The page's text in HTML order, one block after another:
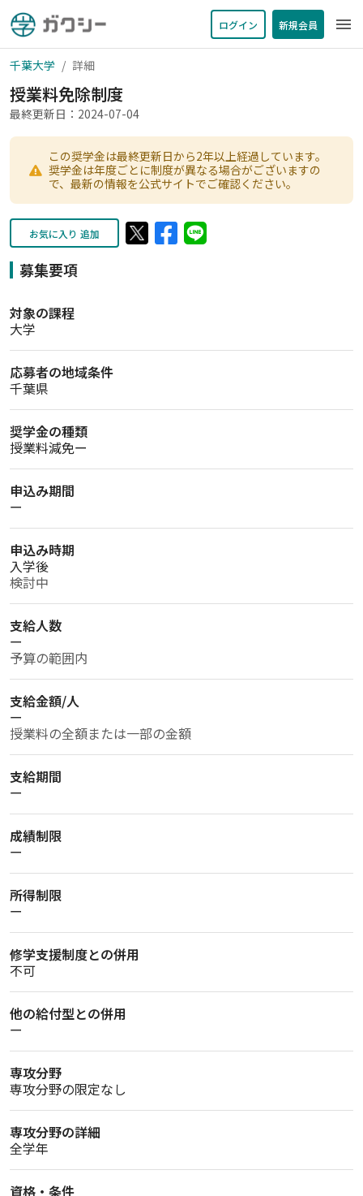
ログイン 新規会員 menu
千葉大学 詳細
授業料免除制度
最終更新日：2024-07-04
この奨学金は最終更新日から2年以上経過しています。
奨学金は年度ごとに制度が異なる場合がございますの
で、最新の情報を公式サイトでご確認ください。
お気に入り 追加
募集要項
対象の課程
大学
応募者の地域条件
千葉県
奨学金の種類
授業料減免ー
申込み期間
ー
申込み時期
入学後
検討中
支給人数
ー
予算の範囲内
支給金額/人
ー
授業料の全額または一部の金額
支給期間
ー
成績制限
ー
所得制限
ー
修学支援制度との併用
不可
他の給付型との併用
ー
専攻分野
専攻分野の限定なし
専攻分野の詳細
全学年
資格・条件